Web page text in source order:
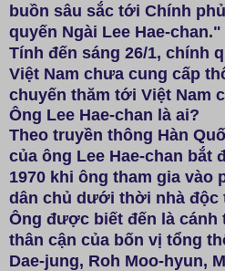
buồn sâu sắc tới Chính
quyến Ngài Lee Hae-chan."
Tính đến sáng 26/1, chính
Việt Nam chưa cung cấp
chuyến thăm tới Việt Nam
Ông Lee Hae-chan là ai?
Theo truyền thông Hàn
của ông Lee Hae-chan bắt
1970 khi ông tham gia vào
dân chủ dưới thời nhà độc
Ông được biết đến là cánh
thân cận của bốn vị tổng
Dae-jung, Roh Moo-hyun,